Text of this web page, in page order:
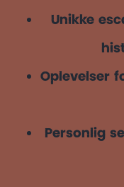
Unikke
Oplevelser
Personlig